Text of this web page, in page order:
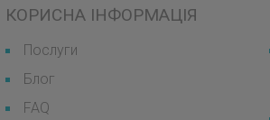
КОРИСНА ІНФОРМАЦІЯ
Послуги
Блог
FAQ